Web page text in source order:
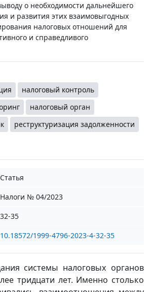
о необходимости дальнейшего
и развития этих взаимовыгодных
налоговых отношений для
и справедливого
налоговый контроль
налоговый орган
реструктуризация задолженности
Статья
Налоги № 04/2023
32-35
10.18572/1999-4796-2023-4-32-35
системы налоговых органов
тридцати лет. Именно столько